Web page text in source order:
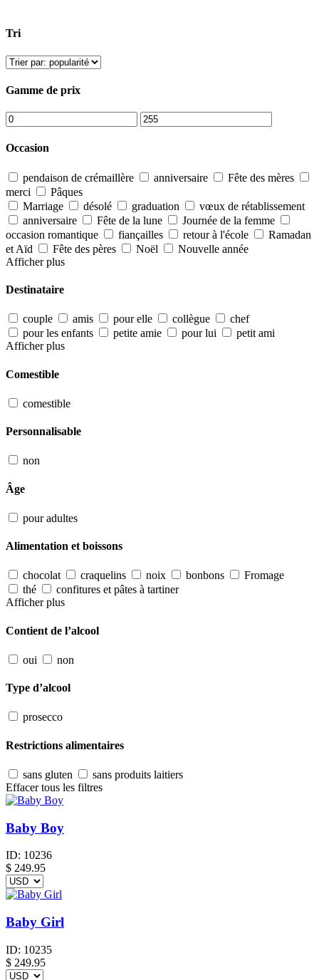
Tri
Gamme de prix
Occasion
pendaison de crémaillère anniversaire
Fête des mères
merci
Pâques
Marriage
désolé graduation
vœux de rétablissement
anniversaire
Fête de la lune
Journée de la femme
occasion romantique
fiançailles retour à l'école
Ramadan
et Aïd
Fête des pères Noël
Nouvelle année
Afficher plus
Destinataire
couple amis pour elle collègue
chef
pour les enfants
petite amie pour lui
petit ami
Afficher plus
Comestible
comestible
Personnalisable
non
Âge
pour adultes
Alimentation et boissons
chocolat craquelins noix bonbons
Fromage
thé
confitures et pâtes à tartiner
Afficher plus
Contient de l’alcool
oui non
Type d’alcool
prosecco
Restrictions alimentaires
sans gluten
sans produits laitiers
Effacer tous les filtres
Baby Boy
ID: 10236
$ 249.95
Baby Girl
ID: 10235
$ 249.95